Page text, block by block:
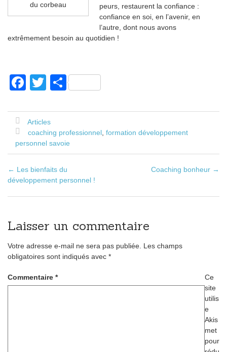
du corbeau
peurs, restaurent la confiance :
confiance en soi, en l’avenir, en
l’autre, dont nous avons
extrêmement besoin au quotidien !
F
c
e
b
o
o
k
T
tt
er
P
ta
g
er
Articles
coaching professionnel formation développement
personnel savoie
Poste navigation
← Les bienfaits du
développement personnel !
Coaching bonheur →
Laisser un commentaire
Votre adresse e-mail ne sera pas publiée. Les champs
obligatoires sont indiqués avec *
Commentaire *
Ce
site
utilis
e
Akis
met
pour